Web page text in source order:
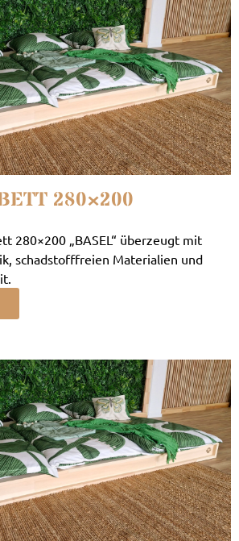
280×200
280×200 „BASEL“ überzeugt mit
schadstofffreien Materialien und